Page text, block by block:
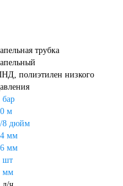
трубка
полиэтилен низкого
бар
м
8 дюйм
мм
мм
шт
мм